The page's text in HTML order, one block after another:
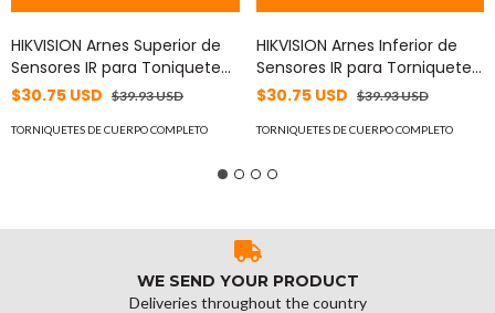
HIKVISION Arnes Superior de
Sensores IR para Toniquete
de Medio Cuerpo / DS-
$30.75 USD $39.93 USD
TORNIQUETES DE CUERPO COMPLETO
HIKVISION Arnes Inferior de
Sensores IR para Torniquete
de Medio Cuerpo Mod DS-
$30.75 USD $39.93 USD
TORNIQUETES DE CUERPO COMPLETO
WE SEND YOUR PRODUCT
Deliveries throughout the country